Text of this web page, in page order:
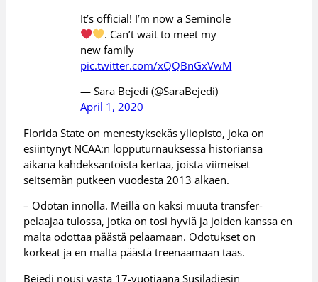
It’s official! I’m now a Seminole
. Can’t wait to meet my
new family
pic.twitter.com/xQQBnGxVwM
— Sara Bejedi (@SaraBejedi)
April 1, 2020
Florida State on menestyksekäs yliopisto, joka on
esiintynyt NCAA:n lopputurnauksessa historiansa
aikana kahdeksantoista kertaa, joista viimeiset
seitsemän putkeen vuodesta 2013 alkaen.
– Odotan innolla. Meillä on kaksi muuta transfer-
pelaajaa tulossa, jotka on tosi hyviä ja joiden kanssa en
malta odottaa päästä pelaamaan. Odotukset on
korkeat ja en malta päästä treenaamaan taas.
Bejedi nousi vasta 17-vuotiaana Susiladiesin